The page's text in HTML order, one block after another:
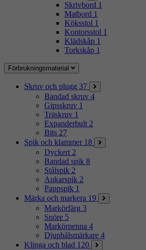
Skrivbord 1
Matbord 1
Köksstol 1
Kontorsstol 1
Klädskåp 1
Torkskåp 1
Förbrukningsmaterial
Skruv och plugg 37
Bandad skruv 4
Gipsskruv 1
Träskruv 1
Expanderbult 2
Bits 27
Spik och klammer 18
Dyckert 2
Bandad spik 8
Stålspik 2
Ankarspik 2
Pappspik 1
Märka och markera 19
Markörfärg 3
Snöre 5
Markörpenna 4
Djuphålsmärkare 4
Klinga och blad 120